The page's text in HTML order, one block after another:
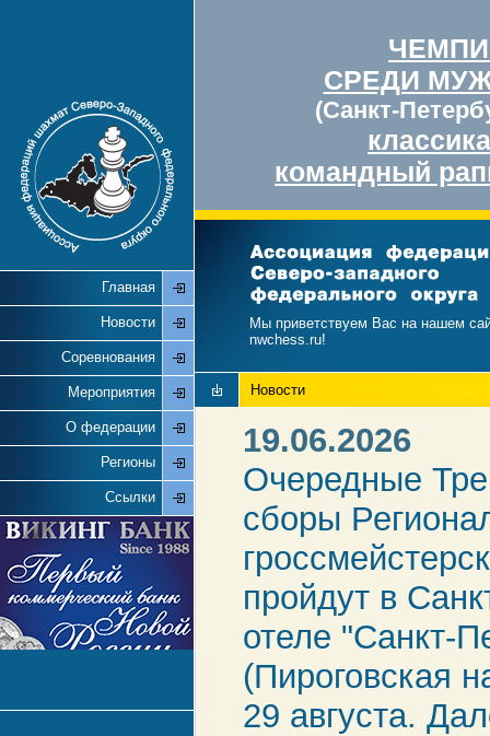
СРЕДИ
(Санкт-
классика
командный
Главная
Новости
Соревнования
Мероприятия
О федерации
Регионы
Ссылки
Мы приветствуем Вас на нашем
nwchess.ru!
Новости
19.06.2026
Очередные
сборы
пройдут в
отеле "Санкт-
(Пироговская
29 августа.